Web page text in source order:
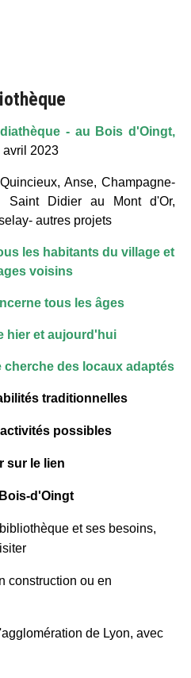
- au Bois d'Oingt,
avril 2023
Anse, Champagne-
Saint Didier au Mont d'Or,
autres projets
les habitants du village et
voisins
tous les âges
hier et aujourd'hui
des locaux adaptés
traditionnelles
possibles
sur le lien
d'Oingt
et ses besoins,
construction ou en
de Lyon, avec